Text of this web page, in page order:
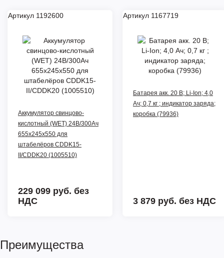
Артикул 1192600
Аккумулятор свинцово-
кислотный (WET) 24В/300Ач
655х245х550 для
штабелёров CDDK15-
II/CDDK20 (1005510)
229 099 руб. без
НДС
Артикул 1167719
Батарея акк. 20 В; Li-Ion; 4,0
Ач; 0,7 кг ; индикатор заряда;
коробка (79936)
3 879 руб. без НДС
Преимущества